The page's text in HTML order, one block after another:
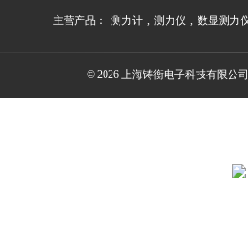
主营产品： 测力计 , 测力仪 , 数显测力
© 2026 上海铸衡电子科技有限公